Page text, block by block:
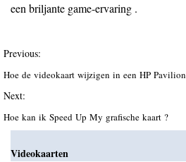
een briljante game-ervaring .
Previous:
Hoe de videokaart wijzigen in een HP Pavilion
Next:
Hoe kan ik Speed ​​Up My grafische kaart ?
Videokaarten